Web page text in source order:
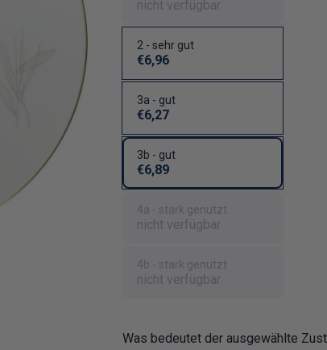
nicht verfügbar
2 - sehr gut
€6,96
3a - gut
€6,27
3b - gut
€6,89
4a - stark genutzt
nicht verfügbar
4b - stark genutzt
nicht verfügbar
Was bedeutet der ausgewählte